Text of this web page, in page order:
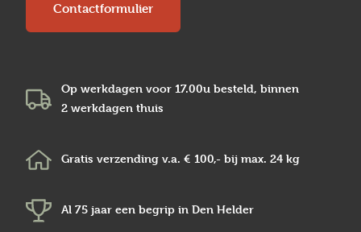
Contactformulier
Op werkdagen voor 17.00u besteld, binnen
2 werkdagen thuis
Gratis verzending v.a. € 100,- bij max. 24 kg
Al 75 jaar een begrip in Den Helder